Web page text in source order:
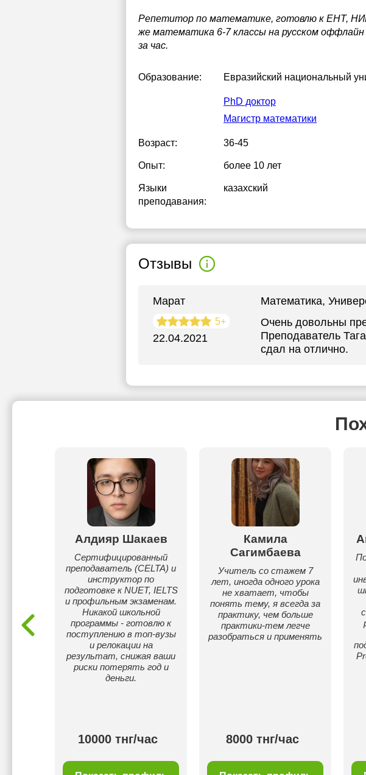
Репетитор по математике, готовлю к ЕНТ,
же математика 6-7 классы на русском
за час.
Образование: Евразийский национальный
PhD доктор
Магистр математики
Возраст: 36-45
Опыт: более 10 лет
Языки
преподавания:
казахский
Отзывы
Марат
5+
22.04.2021
Математика,
Очень довольны
Преподаватель
сдал на отлично.
Алдияр Шакаев
Сертифицированный
преподаватель (CELTA) и
инструктор по
подготовке к NUET, IELTS
и профильным экзаменам.
Никакой школьной
программы - готовлю к
поступлению в топ-вузы
и релокации на
результат, снижая ваши
риски потерять год и
деньги.
10000 тнг/час
Камила
Сагимбаева
Учитель со стажем 7
лет, иногда одного урока
не хватает, чтобы
понять тему, я всегда за
практику, чем больше
практики-тем легче
разобраться и применять
8000 тнг/час